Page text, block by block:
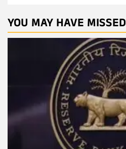
YOU MAY HAVE MISSED